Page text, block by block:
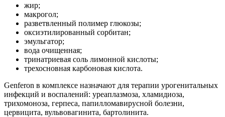
жир;
макрогол;
разветвленный полимер глюкозы;
оксиэтилированный сорбитан;
эмульгатор;
вода очищенная;
тринатриевая соль лимонной кислоты;
трехосновная карбоновая кислота.
Genferon в комплексе назначают для терапии урогенитальных
инфекций и воспалений: уреаплазмоза, хламидиоза,
трихомоноза, герпеса, папилломавирусной болезни,
цервицита, вульвовагинита, бартолинита.